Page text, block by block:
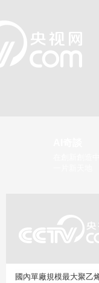
國內單廠規模最大聚乙